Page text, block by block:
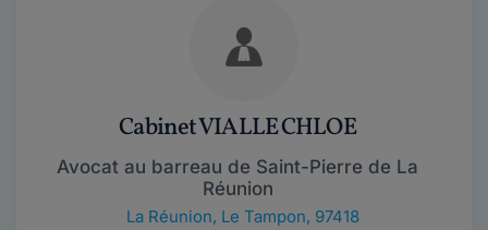
Cabinet VIALLE CHLOE
Avocat au barreau de Saint-Pierre de La
Réunion
La Réunion, Le Tampon, 97418